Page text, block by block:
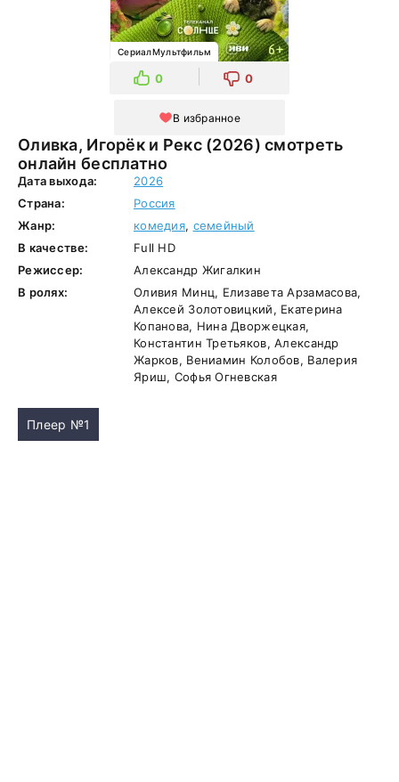
Оливка, Игорёк и Рекс (2026) смотреть
онлайн бесплатно
СериалМультфильм
0 0
В избранное
Дата выхода:
2026
Страна:
Россия
Жанр:
комедия, семейный
В качестве:
Full HD
Режиссер:
Александр Жигалкин
В ролях:
Оливия Минц, Елизавета Арзамасова,
Алексей Золотовицкий, Екатерина
Копанова, Нина Дворжецкая,
Константин Третьяков, Александр
Жарков, Вениамин Колобов, Валерия
Яриш, Софья Огневская
Плеер №1